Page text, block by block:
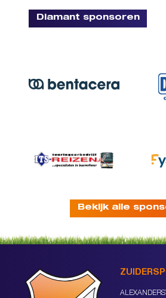
Diamant sponsoren
Bekijk alle